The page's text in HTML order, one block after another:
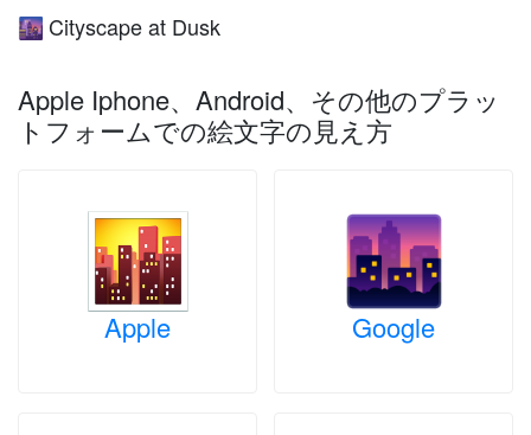
🌆 Cityscape at Dusk
Apple Iphone、Android、その他のプラッ
トフォームでの絵文字の見え方
Apple Google